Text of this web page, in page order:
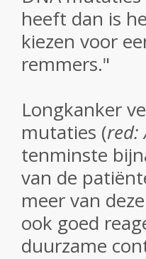
heeft dan is
kiezen voor
remmers."
Longkanker
mutaties (red:
tenminste
van de
meer van
ook goed
duurzame